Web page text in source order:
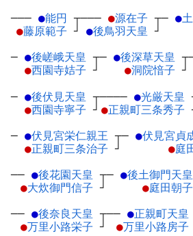
─── ●能円
┬
●藤原範子 ┘
─── ●源在子 ┬
●後鳥羽天皇 ┘
─ ●
─ ●後嵯峨天皇 ┬
●西園寺姞子 ┘
─ ●後深草天皇 ┬
●洞院愔子 ┘
─ ●後伏見天皇 ┬
●西園寺寧子 ┘
──── ●光厳天皇
●正親町三条秀子
─ ●伏見宮栄仁親王 ┬
●正親町三条治子 ┘
─ ●伏見宮貞
●庭
── ●後花園天皇 ┬
●大炊御門信子 ┘
─ ●後土御門天皇
●庭田朝子
── ●後奈良天皇 ┬
●万里小路栄子 ┘
── ●正親町天皇
●万里小路房子